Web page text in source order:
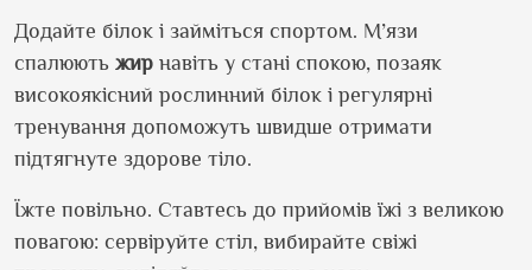
Додайте білок і займіться спортом. М’язи
спалюють жир навіть у стані спокою, позаяк
високоякісний рослинний білок і регулярні
тренування допоможуть швидше отримати
підтягнуте здорове тіло.
Їжте повільно. Ставтесь до прийомів їжі з великою
повагою: сервіруйте стіл, вибирайте свіжі